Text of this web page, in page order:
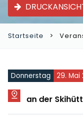
Startseite
Donnerstag 29. Mai
an der